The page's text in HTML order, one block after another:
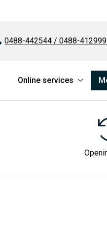
Tel:
0488-442544 / 0488-
Online services
Online